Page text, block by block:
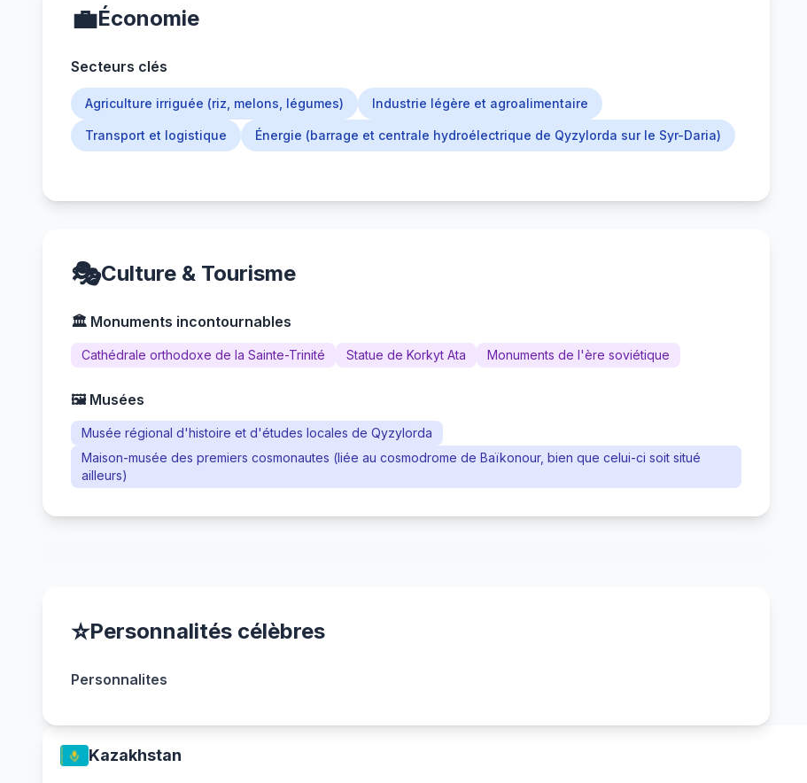
💼Économie
Secteurs clés
Agriculture irriguée (riz, melons, légumes) Industrie légère et agroalimentaire
Transport et logistique Énergie (barrage et centrale hydroélectrique de Qyzylorda sur le Syr-Daria)
🎭Culture & Tourisme
🏛️ Monuments incontournables
Cathédrale orthodoxe de la Sainte-Trinité Statue de Korkyt Ata Monuments de l'ère soviétique
🖼️ Musées
Musée régional d'histoire et d'études locales de Qyzylorda
Maison-musée des premiers cosmonautes (liée au cosmodrome de Baïkonour, bien que celui-ci soit situé
ailleurs)
⭐Personnalités célèbres
Personnalites
Kazakhstan